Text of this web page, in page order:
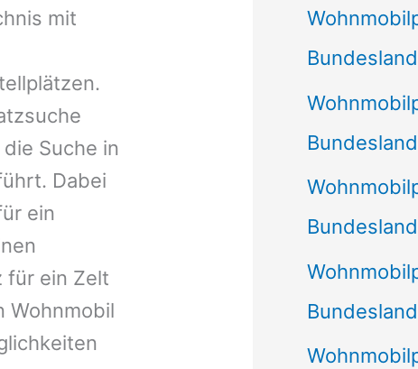
mit
Suche in
Dabei
ein
für ein Zelt
Wohnmobil